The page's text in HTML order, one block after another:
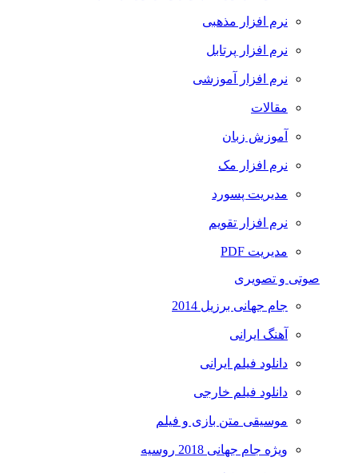
نرم افزار مذهبی
نرم افزار پرتابل
نرم افزار آموزشی
مقالات
آموزش زبان
نرم افزار مک
مدیریت پسورد
نرم افزار تقویم
مدیریت PDF
صوتی و تصویری
جام جهانی برزیل 2014
آهنگ ایرانی
دانلود فیلم ایرانی
دانلود فیلم خارجی
موسیقی متن بازی و فیلم
ویژه جام جهانی 2018 روسیه